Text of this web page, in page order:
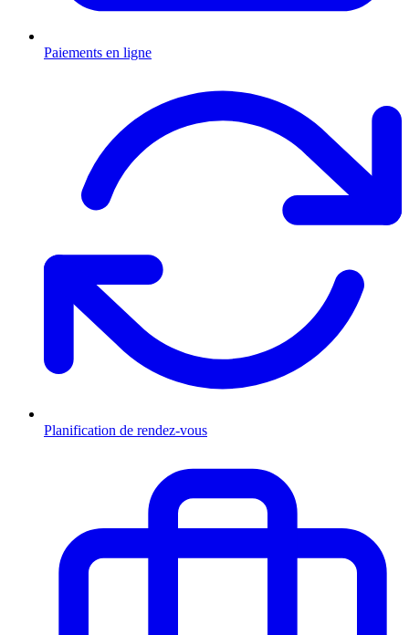
Paiements en ligne
Planification de rendez-vous